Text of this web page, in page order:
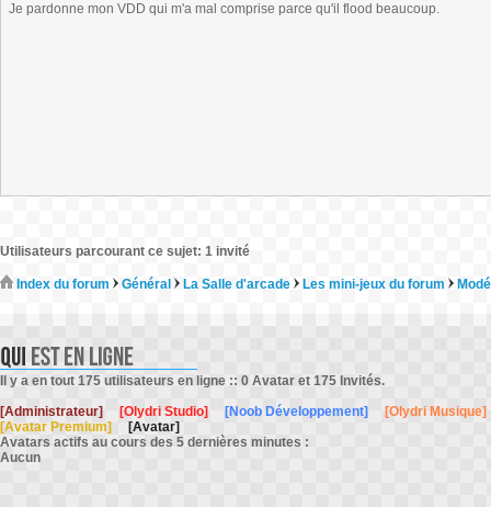
Je pardonne mon VDD qui m'a mal comprise parce qu'il flood beaucoup.
Utilisateurs parcourant ce sujet: 1 invité
Index du forum Général La Salle d'arcade Les mini-jeux du forum
Il y a en tout 175 utilisateurs en ligne :: 0 Avatar et 175 Invités.
[Administrateur]
[Olydri Studio] [Noob Développement]
[Olydri Musique]
[Avatar Premium]
[Avatar]
Avatars actifs au cours des 5 dernières minutes :
Aucun